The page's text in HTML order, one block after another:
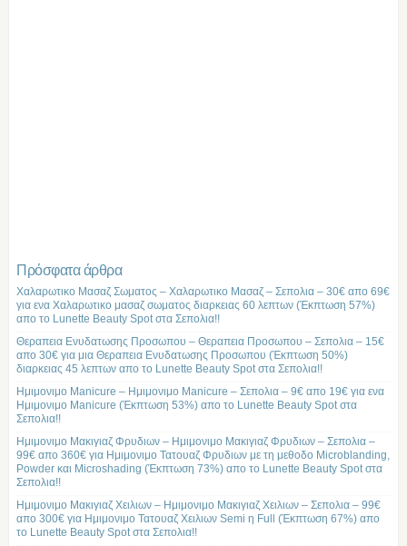
Πρόσφατα άρθρα
Χαλαρωτικο Μασαζ Σωματος – Χαλαρωτικο Μασαζ – Σεπολια – 30€ απο 69€
για ενα Χαλαρωτικο μασαζ σωματος διαρκειας 60 λεπτων (Έκπτωση 57%)
απο το Lunette Beauty Spot στα Σεπολια!!
Θεραπεια Ενυδατωσης Προσωπου – Θεραπεια Προσωπου – Σεπολια – 15€
απο 30€ για μια Θεραπεια Ενυδατωσης Προσωπου (Έκπτωση 50%)
διαρκειας 45 λεπτων απο το Lunette Beauty Spot στα Σεπολια!!
Ημιμονιμο Manicure – Ημιμονιμο Manicure – Σεπολια – 9€ απο 19€ για ενα
Ημιμονιμο Manicure (Έκπτωση 53%) απο το Lunette Beauty Spot στα
Σεπολια!!
Ημιμονιμο Μακιγιαζ Φρυδιων – Ημιμονιμο Μακιγιαζ Φρυδιων – Σεπολια –
99€ απο 360€ για Ημιμονιμο Τατουαζ Φρυδιων με τη μεθοδο Microblanding,
Powder και Microshading (Έκπτωση 73%) απο το Lunette Beauty Spot στα
Σεπολια!!
Ημιμονιμο Μακιγιαζ Χειλιων – Ημιμονιμο Μακιγιαζ Χειλιων – Σεπολια – 99€
απο 300€ για Ημιμονιμο Τατουαζ Χειλιων Semi η Full (Έκπτωση 67%) απο
το Lunette Beauty Spot στα Σεπολια!!